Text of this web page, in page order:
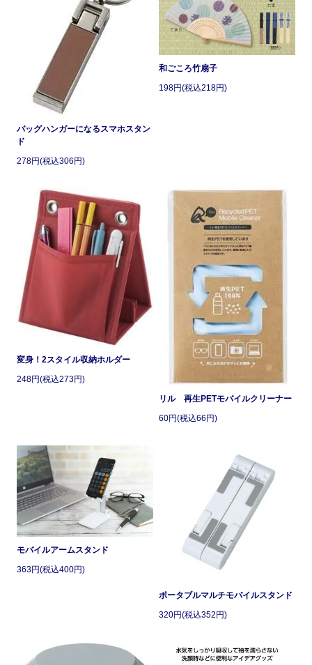
バッグハンガーになるスマホスタン
ド
278円(税込306円)
和ごころ竹扇子
198円(税込218円)
変身！2スタイル収納ホルダー
248円(税込273円)
リル 再生PETモバイルクリーナー
60円(税込66円)
モバイルアームスタンド
363円(税込400円)
ポータブルマルチモバイルスタンド
320円(税込352円)